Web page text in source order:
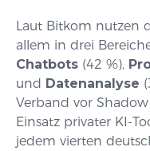
Laut Bitkom nutzen
allem in drei
Chatbots (42 %),
und Datenanalyse
Verband vor
Einsatz privater KI-
jedem vierten